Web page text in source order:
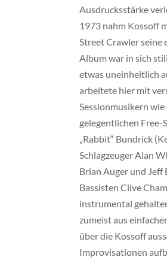
Ausdrucksstärke
1973 nahm Kossoff
Street Crawler seine
Album war in sich
etwas uneinheitlich
arbeitete hier mit
Sessionmusikern
gelegentlichen Free-
„Rabbit“ Bundrick
Schlagzeuger Alan
Brian Auger und Jeff
Bassisten Clive
instrumental
zumeist aus
über die Kossoff
Improvisationen